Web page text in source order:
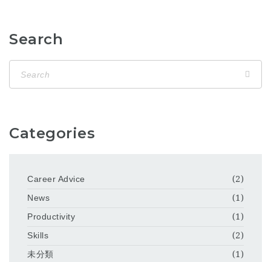
Search
Categories
Career Advice
(2)
News
(1)
Productivity
(1)
Skills
(2)
未分類
(1)